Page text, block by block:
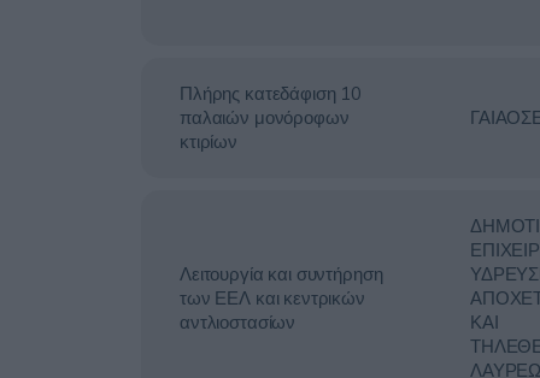
Πλήρης κατεδάφιση 10
παλαιών μονόροφων
κτιρίων
Λειτουργία και συντήρηση
των ΕΕΛ και κεντρικών
αντλιοστασίων
ΚΑΙ